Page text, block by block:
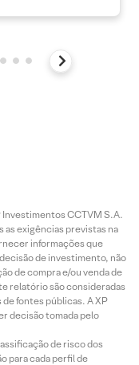
CCTVM S.A.
as exigências previstas na
informações que
de investimento, não
de compra e/ou venda de
relatório são consideradas
de fontes públicas. A XP
decisão tomada pelo
de risco dos
para cada perfil de